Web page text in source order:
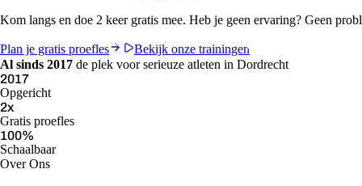
Kom langs en doe 2 keer gratis mee. Heb je geen ervaring? Geen
Plan je gratis proefles
Bekijk onze trainingen
Al sinds 2017 de plek voor serieuze atleten in Dordrecht
2017
Opgericht
2x
Gratis proefles
100%
Schaalbaar
Over Ons